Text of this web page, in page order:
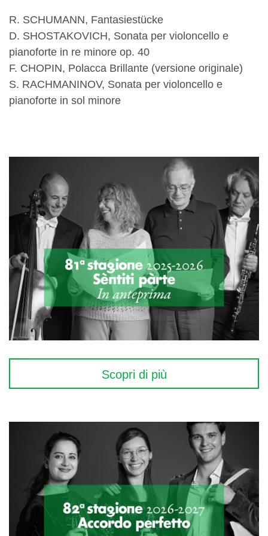
R. SCHUMANN, Fantasiestücke
D. SHOSTAKOVICH, Sonata per violoncello e
pianoforte in re minore op. 40
F. CHOPIN, Polacca Brillante (versione originale)
S. RACHMANINOV, Sonata per violoncello e
pianoforte in sol minore
Scopri di più